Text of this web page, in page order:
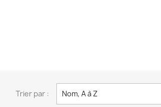
Trier par : Nom, A à Z